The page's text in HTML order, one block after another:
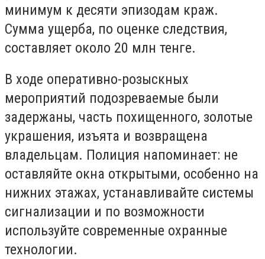
минимум к десяти эпизодам краж.
Сумма ущерба, по оценке следствия,
составляет около 20 млн тенге.
В ходе оперативно-розыскных
мероприятий подозреваемые были
задержаны, часть похищенного, золотые
украшения, изъята и возвращена
владельцам. Полиция напоминает: не
оставляйте окна открытыми, особенно на
нижних этажах, устанавливайте системы
сигнализации и по возможности
используйте современные охранные
технологии.